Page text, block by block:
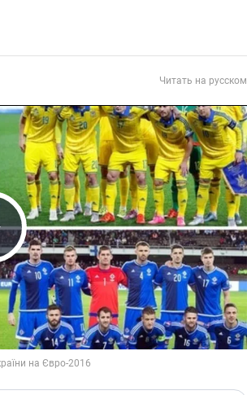
Читать на русском
Video